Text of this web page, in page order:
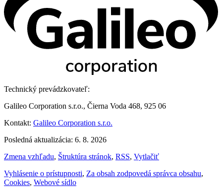
Technický prevádzkovateľ:
Galileo Corporation s.r.o., Čierna Voda 468, 925 06
Kontakt: Galileo Corporation s.r.o.
Posledná aktualizácia: 6. 8. 2026
Zmena vzhľadu, Štruktúra stránok, RSS, Vytlačiť
Vyhlásenie o prístupnosti, Za obsah zodpovedá správca obsahu,
Cookies, Webové sídlo